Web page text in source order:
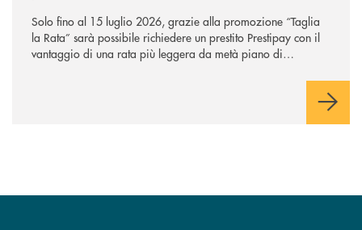
Solo fino al 15 luglio 2026, grazie alla promozione “Taglia
la Rata” sarà possibile richiedere un prestito Prestipay con il
vantaggio di una rata più leggera da metà piano di